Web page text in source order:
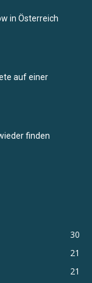
in Österreich
auf einer
finden
30
21
21